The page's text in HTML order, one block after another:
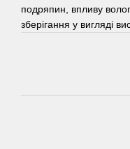
подряпин, впливу
зберігання у вигляді